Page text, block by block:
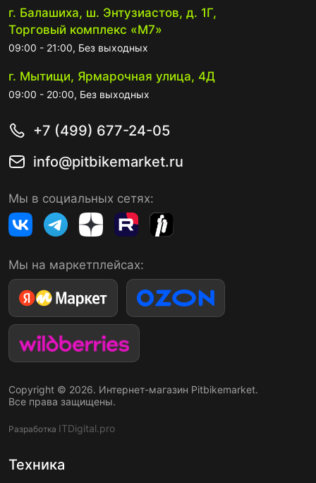
г. Балашиха, ш. Энтузиастов, д. 1Г,
Торговый комплекс «М7»
09:00 - 21:00, Без выходных
г. Мытищи, Ярмарочная улица, 4Д
09:00 - 20:00, Без выходных
+7 (499) 677-24-05
info@pitbikemarket.ru
Мы в социальных сетях:
Мы на маркетплейсах:
Copyright © 2026. Интернет-магазин Pitbikemarket.
Все права защищены.
Разработка ITDigital.pro
Техника